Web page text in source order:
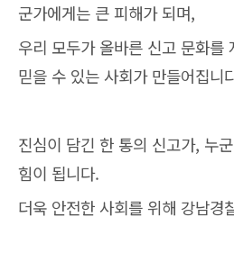
군가에게는 큰 피해가 되며,
우리 모두가 올바른 신고 문화를
믿을 수 있는 사회가 만들어집니
진심이 담긴 한 통의 신고가, 누
힘이 됩니다.
더욱 안전한 사회를 위해 강남경